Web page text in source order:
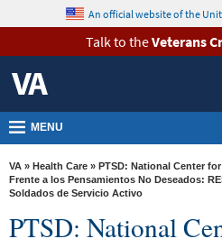
VA
Health
Benefits
Burials &
Memorials
About
Resources
content
An official website of the
Talk to theVeterans
MENU
VA » Health Care » PTSD: National Center for
Frente a los Pensamientos No Deseados:
Soldados de Servicio Activo
PTSD: National